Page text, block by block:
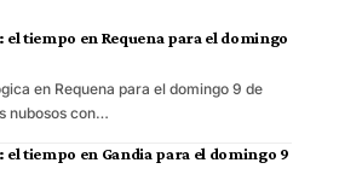
el tiempo en Requena para el domingo
en Requena para el domingo 9 de
nubosos con…
el tiempo en Gandia para el domingo 9